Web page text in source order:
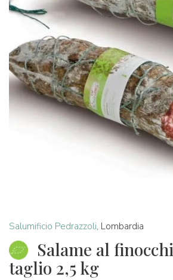
Salumificio Pedrazzoli, Lombardia
Salame al
taglio 2,5 kg